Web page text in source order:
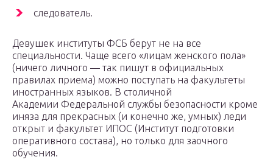
следователь.
Девушек институты ФСБ берут не на все
специальности. Чаще всего «лицам женского пола»
(ничего личного — так пишут в официальных
правилах приема) можно поступать на факультеты
иностранных языков. В столичной
Академии Федеральной службы безопасности кроме
иняза для прекрасных (и конечно же, умных) леди
открыт и факультет ИПОС (Институт подготовки
оперативного состава), но только для заочного
обучения.